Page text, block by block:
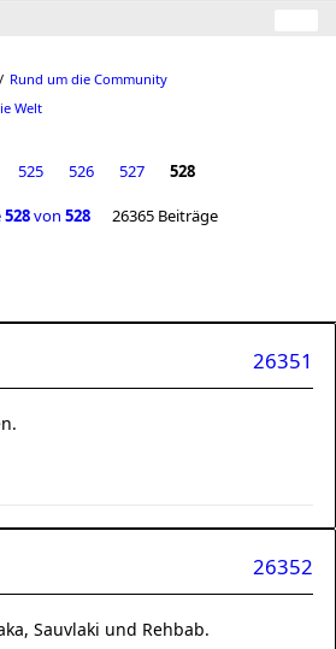
Rund um die Community
Welt
525 526 527 528
528von 528 26365 Beiträge
26351
26352
Sauvlaki und Rehbab.